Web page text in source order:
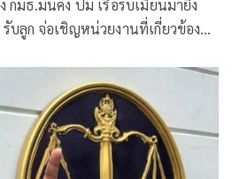
กมธ.มั่นคง ปม เรือรบเมียนมายิง
รับลูก จ่อเชิญหน่วยงานที่เกี่ยวข้อง
แรงที่เกิดขึ้น